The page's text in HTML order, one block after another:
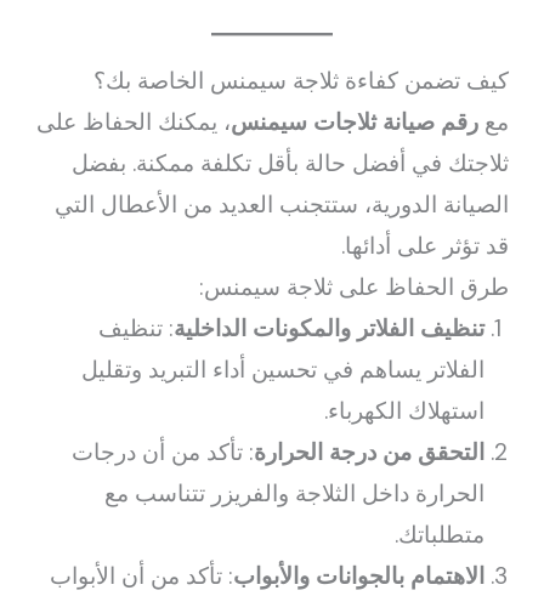
كيف تضمن كفاءة ثلاجة سيمنس الخاصة بك؟
معرقم صيانة ثلاجات سيمنس، يمكنك الحفاظ على
ثلاجتك في أفضل حالة بأقل تكلفة ممكنة. بفضل
الصيانة الدورية، ستتجنب العديد من الأعطال التي
قد تؤثر على أدائها.
طرق الحفاظ على ثلاجة سيمنس:
تنظيف الفلاتر والمكونات الداخلية: تنظيف
الفلاتر يساهم في تحسين أداء التبريد وتقليل
استهلاك الكهرباء.
التحقق من درجة الحرارة: تأكد من أن درجات
الحرارة داخل الثلاجة والفريزر تتناسب مع
متطلباتك.
الاهتمام بالجوانات والأبواب: تأكد من أن الأبواب